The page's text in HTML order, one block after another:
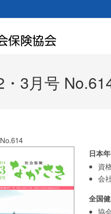
3月号
日本
資
会
全国
協